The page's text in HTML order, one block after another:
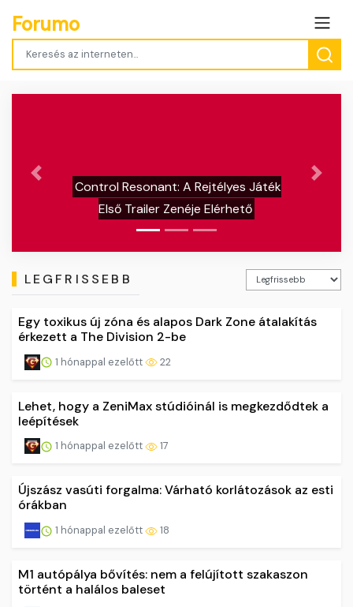
Forumo
Resonant: A Rejtélyes Játék
Trailer Zenéje Elérhető
Escape
Previous Next
LEGFRISSEBB
Egy toxikus új zóna és alapos Dark Zone átalakítás
érkezett a The Division 2-be
1 hónappal ezelőtt 22
Lehet, hogy a ZeniMax stúdióinál is megkezdődtek a
leépítések
1 hónappal ezelőtt 17
Újszász vasúti forgalma: Várható korlátozások az esti
órákban
1 hónappal ezelőtt 18
M1 autópálya bővítés: nem a felújított szakaszon
történt a halálos baleset